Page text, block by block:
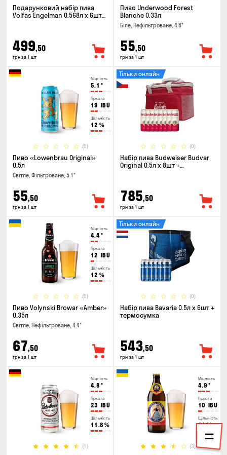
Подарунковий набір пива
Volfas Engelman 0.568л x 6шт +
499,50
грн за 1 шт
Пиво Underwood Forest
Blanche 0.33л
Біле, Нефільтроване, 4.6°
55,50
грн за 1 шт
Міцність
5.1 °
Гіркота
19 IBU
Щільність
12 %
(0)
Пиво «Lowenbrau Original»
0.5л
Світле, Фільтроване, 5.1°
55,50
грн за 1 шт
(0)
Тільки онлайн
Набір пива Budweiser Budvar
Original 0.5л х 8шт +
785,50
грн за 1 шт
Міцність
4.4°
Гіркота
12 IBU
Щільність
12 %
(0)
Пиво Volynski Browar «Amber»
0.35л
Світле, Нефільтроване, 4.4°
67,50
грн за 1 шт
(0)
Тільки онлайн
Набір пива Bavaria 0.5л х 6шт +
термосумка
543,50
грн за 1 шт
Міцність
4.8 °
Гіркота
23 IBU
Щільність
11.8 %
(1)
Міцність
4.9 °
Гіркота
10 IBU
Щільність
11%
(3)